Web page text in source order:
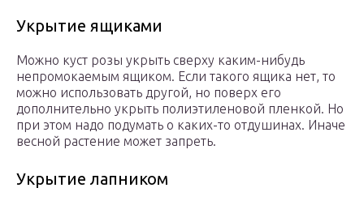
Укрытие ящиками
Можно куст розы укрыть сверху каким-нибудь
непромокаемым ящиком. Если такого ящика нет, то
можно использовать другой, но поверх его
дополнительно укрыть полиэтиленовой пленкой. Но
при этом надо подумать о каких-то отдушинах. Иначе
весной растение может запреть.
Укрытие лапником